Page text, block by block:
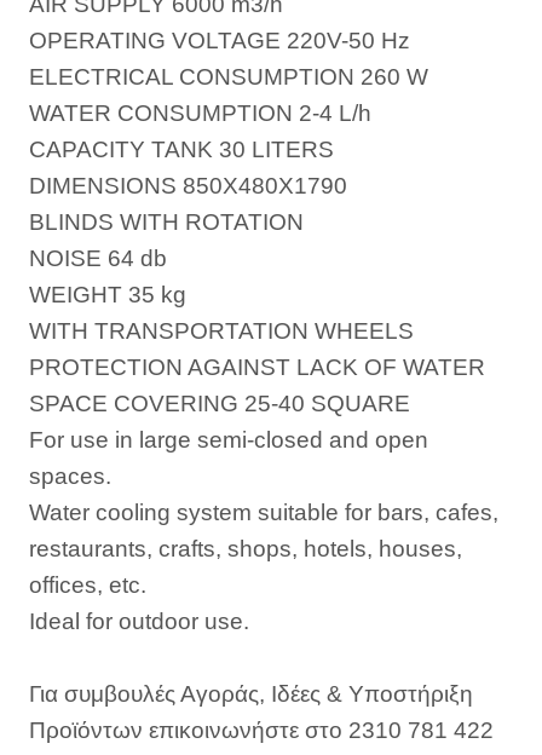
OPERATING VOLTAGE 220V-50 Hz
ELECTRICAL CONSUMPTION 260 W
WATER CONSUMPTION 2-4 L/h
CAPACITY TANK 30 LITERS
DIMENSIONS 850X480X1790
BLINDS WITH ROTATION
NOISE 64 db
WEIGHT 35 kg
WITH TRANSPORTATION WHEELS
PROTECTION AGAINST LACK OF WATER
SPACE COVERING 25-40 SQUARE
For use in large semi-closed and open
spaces.
Water cooling system suitable for bars, cafes,
restaurants, crafts, shops, hotels, houses,
offices, etc.
Ideal for outdoor use.
Για συμβουλές Αγοράς, Ιδέες & Υποστήριξη
Προϊόντων επικοινωνήστε στο 2310 781 422